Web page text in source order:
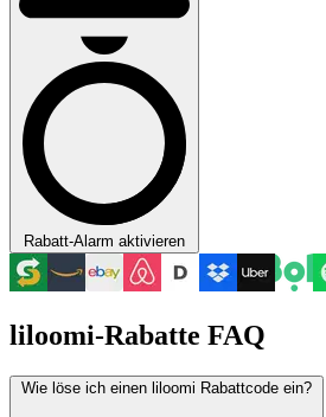
Rabatt-Alarm aktivieren
liloomi-Rabatte FAQ
Wie löse ich einen liloomi Rabattcode ein?